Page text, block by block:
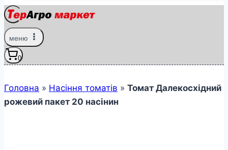
меню
0
Головна » Насіння томатів » Томат Далекосхідний
рожевий пакет 20 насінин